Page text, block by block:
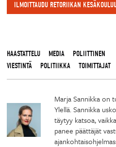
ILMOITTAUDU RETORIIKAN
HAASTATTELU MEDIA
POLIITTINEN
VIESTINTÄ
POLITIIKKA TOIMITTAJAT
Marja Sannikka on
Ylellä. Sannikka
täytyy katsoa,
panee päättäjät